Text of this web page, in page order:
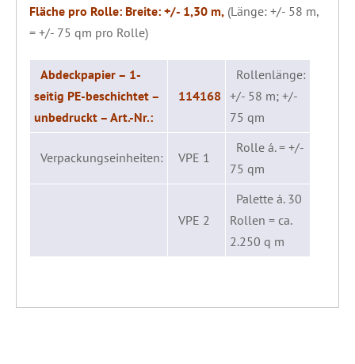
Fläche pro Rolle: Breite: +/- 1,30 m, (Länge: +/- 58 m,
= +/- 75 qm pro Rolle)
Abdeckpapier – 1-
seitig PE-beschichtet –
unbedruckt – Art.-Nr.:
114168
Rollenlänge:
+/- 58 m; +/-
75 qm
Verpackungseinheiten: VPE 1
Rolle á. = +/-
75 qm
VPE 2
Palette á. 30
Rollen = ca.
2.250 q m